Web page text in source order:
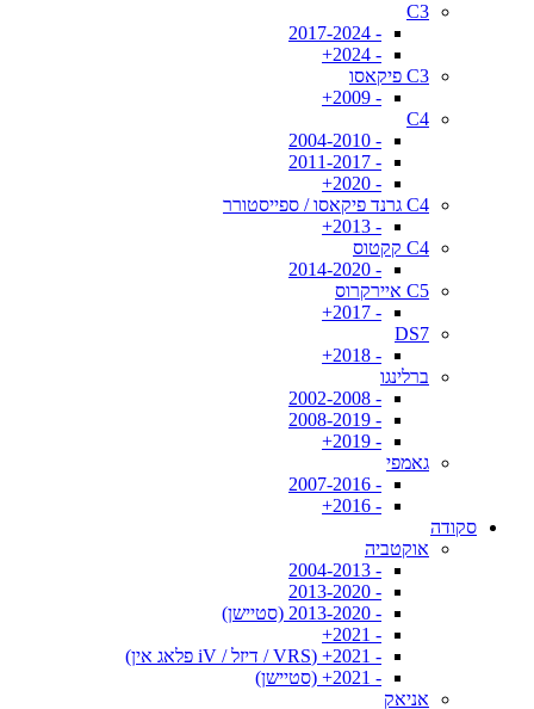
C3
- 2017-2024
- 2024+
C3 פיקאסו
- 2009+
C4
- 2004-2010
- 2011-2017
- 2020+
C4 גרנד פיקאסו / ספייסטורר
- 2013+
C4 קקטוס
- 2014-2020
C5 איירקרוס
- 2017+
DS7
- 2018+
ברלינגו
- 2002-2008
- 2008-2019
- 2019+
גאמפי
- 2007-2016
- 2016+
סקודה
אוקטביה
- 2004-2013
- 2013-2020
- 2013-2020 (סטיישן)
- 2021+
- 2021+ (VRS / דיזל / iV פלאג אין)
- 2021+ (סטיישן)
אניאק